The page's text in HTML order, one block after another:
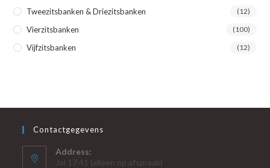
Tweezitsbanken & Driezitsbanken (12)
Vierzitsbanken (100)
Vijfzitsbanken (12)
Contactgegevens
Address:
Jol 17 41 (alleen op afspraak)